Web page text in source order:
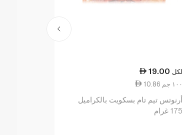
19.00 لكل
10.86 ١٠٠ جم
أرنوتس تيم تام بسكويت بالكراميل
175 غرام